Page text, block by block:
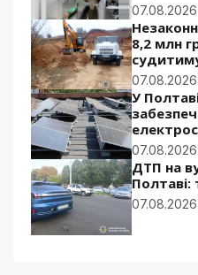
07.08.2026
8,2 млн
07.08.2026
У
07.08.2026
ДТП на